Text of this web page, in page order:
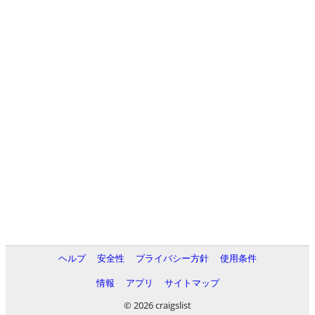
ヘルプ 安全性 プライバシー方針
使用条件
情報
アプリ
サイトマップ
© 2026 craigslist